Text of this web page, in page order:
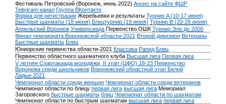
Фестиваль Петровский (Воронеж, июнь 2022) Анонс на сайте ФШР
Telegram-канал Группа ВКонтакте
Форма для регистрации Жеребьевки и результаты Турнир A (10-17 июня)
Быстрые шахматы (18 июня) Блицтурнир (19 июня) Турнир B (20-26 июня)
Апрельский Воронеж Универсиада Первенство ОШК Турнир Эло до 2000
Финал чемпионата Воронежской области-2021 Второй дивизион Ветераны
Быстрые шахматы Блиц
Юниорские первенства области-2021 Классика Рапид Блиц
Первенство областного шахматного клуба Высшая лига Первая лига
V летняя Спартакиада молодёжи, II этап (ЦФО) 18-23 Первенство
Воронежа среди школьников Воронежский областной этап Белой
Ладьи-2021
Чемпионат области среди женщин Чемпионат области среди ветеранов
Чемпионат области по блицу первая лига высшая лига Мемориал
Загоровского быстрые шахматы блиц Чемпионат области по шахматам
Чемпионат области по быстрым шахматам высшая лига первая лига